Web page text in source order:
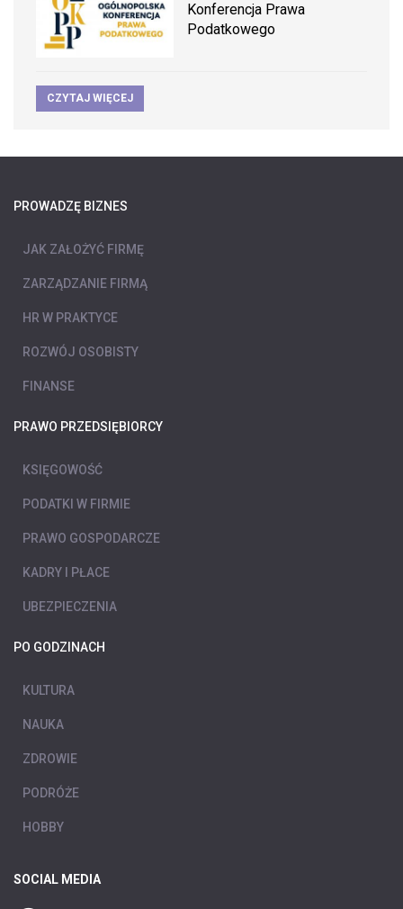
Konferencja Prawa
Podatkowego
CZYTAJ WIĘCEJ
PROWADZĘ BIZNES
JAK ZAŁOŻYĆ FIRMĘ
ZARZĄDZANIE FIRMĄ
HR W PRAKTYCE
ROZWÓJ OSOBISTY
FINANSE
PRAWO PRZEDSIĘBIORCY
KSIĘGOWOŚĆ
PODATKI W FIRMIE
PRAWO GOSPODARCZE
KADRY I PŁACE
UBEZPIECZENIA
PO GODZINACH
KULTURA
NAUKA
ZDROWIE
PODRÓŻE
HOBBY
SOCIAL MEDIA